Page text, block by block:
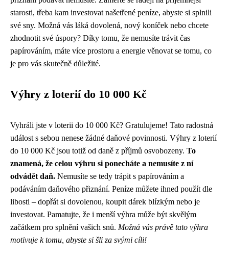
starosti, třeba kam investovat našetřené peníze, abyste si splnili
své sny. Možná vás láká dovolená, nový koníček nebo chcete
zhodnotit své úspory? Díky tomu, že nemusíte trávit čas
papírováním, máte více prostoru a energie věnovat se tomu, co
je pro vás skutečně důležité.
Výhry z loterií do 10 000 Kč
Vyhráli jste v loterii do 10 000 Kč? Gratulujeme! Tato radostná
událost s sebou nenese žádné daňové povinnosti. Výhry z loterií
do 10 000 Kč jsou totiž od daně z příjmů osvobozeny. To
znamená, že celou výhru si ponecháte a nemusíte z ní
odvádět daň. Nemusíte se tedy trápit s papírováním a
podáváním daňového přiznání. Peníze můžete ihned použít dle
libosti – dopřát si dovolenou, koupit dárek blízkým nebo je
investovat. Pamatujte, že i menší výhra může být skvělým
začátkem pro splnění vašich snů. Možná vás právě tato výhra
motivuje k tomu, abyste si šli za svými cíli!